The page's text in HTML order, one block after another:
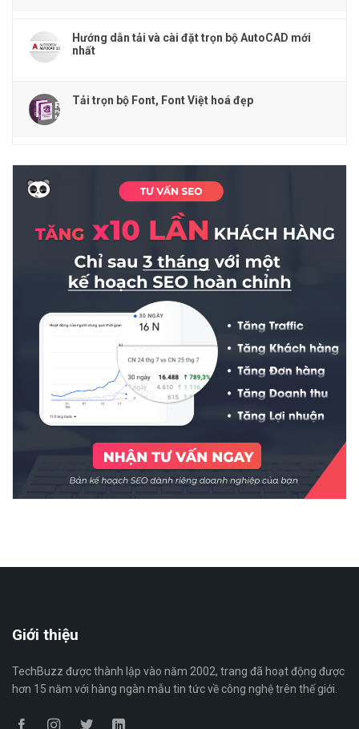
Hướng dẫn tải và cài đặt trọn bộ AutoCAD mới
nhất
Tải trọn bộ Font, Font Việt hoá đẹp
Giới thiệu
TechBuzz được thành lập vào năm 2002, trang đã hoạt động được
hơn 15 năm với hàng ngàn mẫu tin tức về công nghệ trên thế giới.